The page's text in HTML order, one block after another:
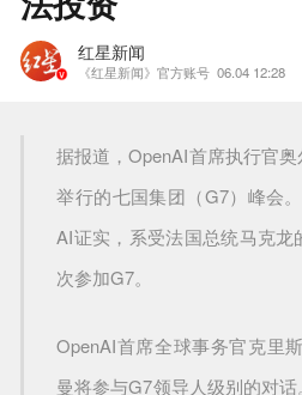
红星新闻
《红星新闻》官方账号 06.04 12:28
据报道，OpenAI首席执行官
举行的七国集团（G7）峰会
AI证实，系受法国总统马克
次参加G7。
OpenAI首席全球事务官克里
曼将参与G7领导人级别的对